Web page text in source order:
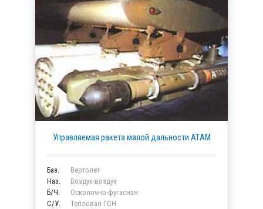
Управляемая ракета малой дальности ATАM
Баз.
Вертолет
Наз.
Воздух-воздух
Б/Ч.
Осколочно-фугасная
C/У.
Тепловая ГСН